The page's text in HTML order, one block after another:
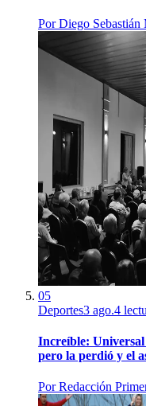
PorDiego Sebastián
05
Deportes3 ago.4
Increíble:
pero la perdió y el
PorRedacción